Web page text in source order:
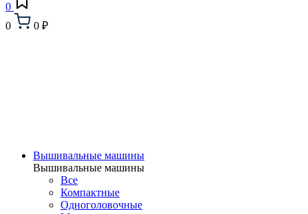
0
0
0 ₽
Вышивальные машины
Вышивальные машины
Все
Компактные
Одноголовочные